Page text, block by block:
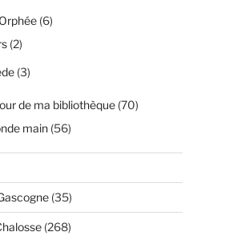
(6)
(2)
(3)
de ma bibliothèque(70)
main(56)
(35)
(268)